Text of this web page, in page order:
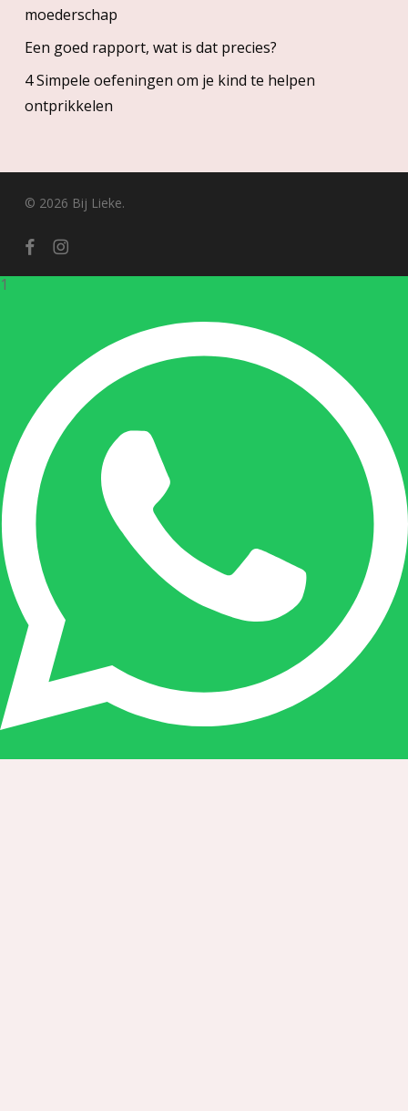
moederschap
Een goed rapport, wat is dat precies?
4 Simpele oefeningen om je kind te helpen
ontprikkelen
© 2026 Bij Lieke.
facebookinstagram
1